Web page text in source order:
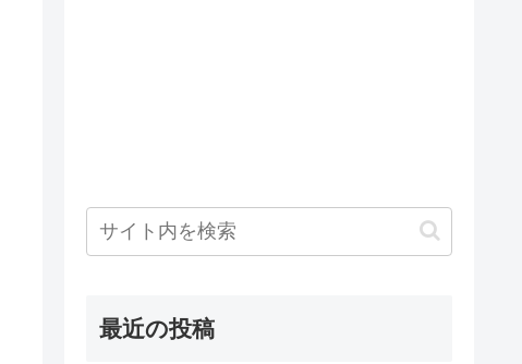
最近の投稿